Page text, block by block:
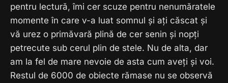
pentru lectură, îmi cer scuze pentru nenumăratele
momente în care v-a luat somnul și ați căscat și
vă urez o primăvară plină de cer senin și nopți
petrecute sub cerul plin de stele. Nu de alta, dar
am la fel de mare nevoie de asta cum aveți și voi.
Restul de 6000 de obiecte rămase nu se observă